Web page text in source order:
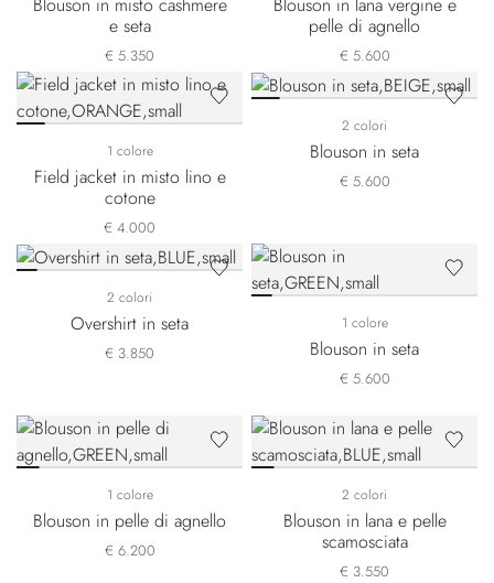
e seta
€ 5.350
pelle di agnello
€ 5.600
1 colore
Field jacket in misto lino e
cotone
€ 4.000
2 colori
Blouson in seta
€ 5.600
2 colori
Overshirt in seta
€ 3.850
1 colore
Blouson in seta
€ 5.600
1 colore
Blouson in pelle di agnello
€ 6.200
2 colori
Blouson in lana e pelle
scamosciata
€ 3.550